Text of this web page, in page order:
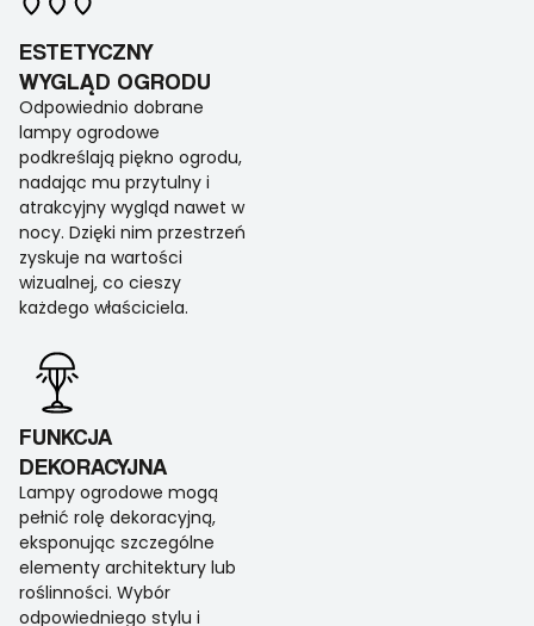
ESTETYCZNY
WYGLĄD OGRODU
Odpowiednio dobrane
lampy ogrodowe
podkreślają piękno ogrodu,
nadając mu przytulny i
atrakcyjny wygląd nawet w
nocy. Dzięki nim przestrzeń
zyskuje na wartości
wizualnej, co cieszy
każdego właściciela.
FUNKCJA
DEKORACYJNA
Lampy ogrodowe mogą
pełnić rolę dekoracyjną,
eksponując szczególne
elementy architektury lub
roślinności. Wybór
odpowiedniego stylu i